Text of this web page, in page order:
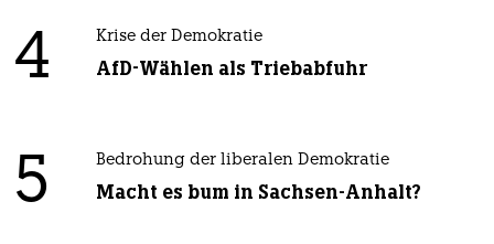
4 Krise der Demokratie
AfD-Wählen als Triebabfuhr
5 Bedrohung der liberalen Demokratie
Macht es bum in Sachsen-Anhalt?